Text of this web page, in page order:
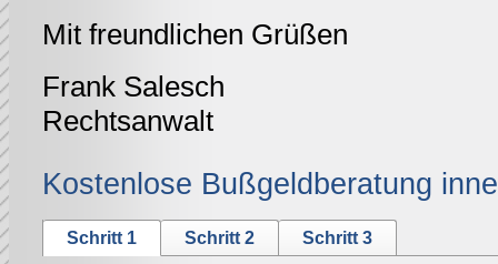
Mit freundlichen Grüßen
Frank Salesch
Rechtsanwalt
Kostenlose Bußgeldberatung
Schritt 1 Schritt 2 Schritt 3